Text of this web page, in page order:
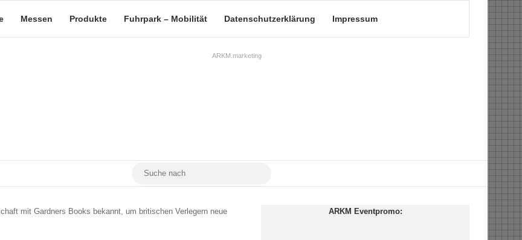
Messen Produkte Fuhrpark – Mobilität Datenschutzerklärung Impressum
ARKM.marketing
YouTubeMastodon
mit Gardners Books bekannt, um britischen Verlegern neue
ARKM Eventpromo: